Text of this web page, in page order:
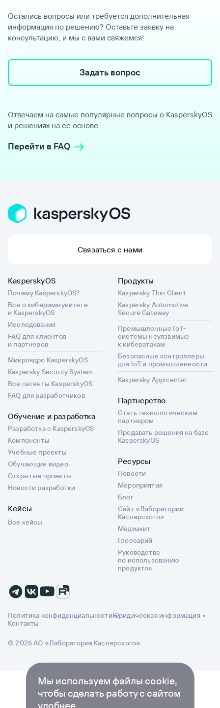
Остались вопросы или требуется дополнительная
информация по решению? Оставьте заявку на
консультацию, и мы с вами свяжемся!
Задать вопрос
Отвечаем на самые популярные вопросы о KasperskyOS
и решениях на ее основе
Перейти в FAQ
Связаться с нами
KasperskyOS
Почему KasperskyOS?
Все о кибериммунитете
и KasperskyOS
Исследования
FAQ для клиентов
и партнеров
Микроядро KasperskyOS
Kaspersky Security System
Все патенты KasperskyOS
FAQ для разработчиков
Обучение и разработка
Разработка с KasperskyOS
Компоненты
Учебные проекты
Обучающие видео
Открытые проекты
Новости разработки
Кейсы
Все кейсы
Продукты
Kaspersky Thin Client
Kaspersky Automotive
Secure Gateway
Промышленные IoT-
системы неуязвимые
к кибератакам
Безопасные контроллеры
для IoT и промышленности
Kaspersky Appicenter
Партнерство
Стать технологическим
партнером
Продавать решения на базе
KasperskyOS
Ресурсы
Новости
Мероприятия
Блог
Сайт «Лаборатории
Касперского»
Медиакит
Глоссарий
Руководства
по использованию
продуктов
© 2026 АО «Лаборатория Касперского»
Политика конфиденциальностиЮридическая информация
Контакты
Мы используем файлы cookie,
чтобы сделать работу с сайтом
удобнее.